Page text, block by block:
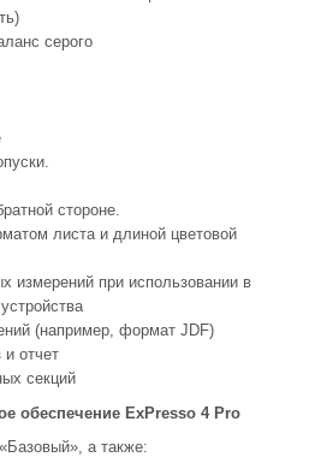
серого
стороне.
листа и длиной цветовой
измерений при использовании в
(например, формат JDF)
и отчет
секций
обеспечение ExPresso 4 Pro
а также: